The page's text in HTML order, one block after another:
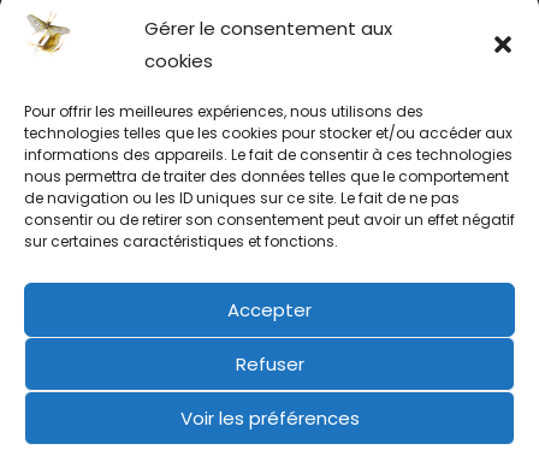
Gérer le consentement aux
cookies
Pour offrir les meilleures expériences, nous utilisons des
technologies telles que les cookies pour stocker et/ou accéder aux
informations des appareils. Le fait de consentir à ces technologies
nous permettra de traiter des données telles que le comportement
de navigation ou les ID uniques sur ce site. Le fait de ne pas
consentir ou de retirer son consentement peut avoir un effet négatif
sur certaines caractéristiques et fonctions.
Accepter
Refuser
Voir les préférences